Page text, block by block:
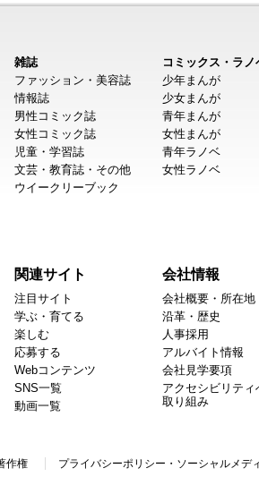
雑誌
ファッション・美容誌
情報誌
男性コミック誌
女性コミック誌
児童・学習誌
文芸・教育誌・その他
ウイークリーブック
コミックス・ラノ
少年まんが
少女まんが
青年まんが
女性まんが
青年ラノベ
女性ラノベ
関連サイト
注目サイト
学ぶ・育てる
楽しむ
応募する
Webコンテンツ
SNS一覧
動画一覧
会社情報
会社概要・所在地
沿革・歴史
人事採用
アルバイト情報
会社見学要項
アクセシビリティ
取り組み
作権 プライバシーポリシー・ソーシャルメデ